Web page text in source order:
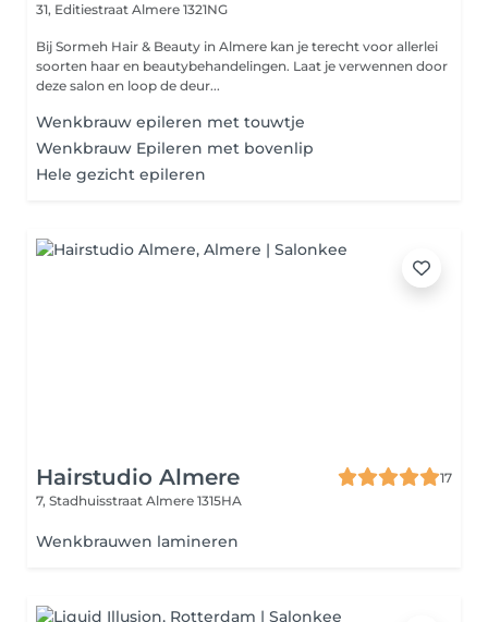
31, Editiestraat Almere 1321NG
Bij Sormeh Hair & Beauty in Almere kan je terecht voor allerlei
soorten haar en beautybehandelingen. Laat je verwennen door
deze salon en loop de deur...
Wenkbrauw epileren met touwtje
Wenkbrauw Epileren met bovenlip
Hele gezicht epileren
Hairstudio Almere
17
7, Stadhuisstraat Almere 1315HA
Wenkbrauwen lamineren